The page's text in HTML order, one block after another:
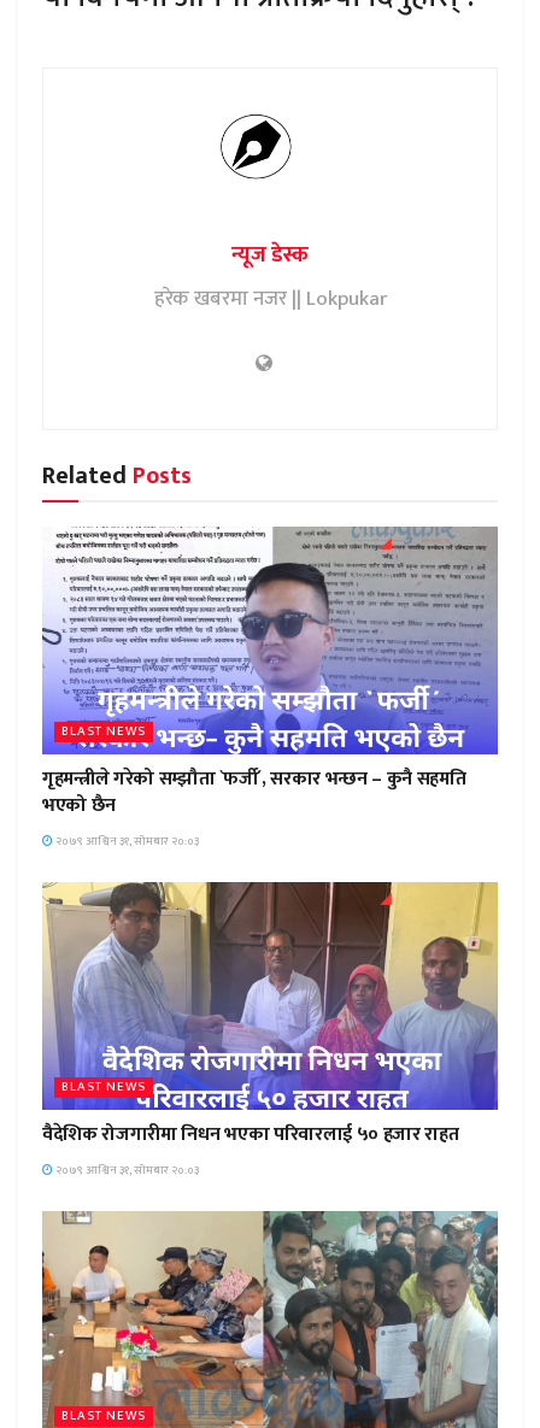
न्यूज डेस्क
हरेक खबरमा नजर || Lokpukar
Related Posts
BLAST NEWS
गृहमन्त्रीले गरेको सम्झौता `फर्जी´, सरकार भन्छन – कुनै सहमति
भएको छैन
२०७९ आश्विन ३१, सोमबार २०:०३
BLAST NEWS
वैदेशिक रोजगारीमा निधन भएका परिवारलाई ५० हजार राहत
२०७९ आश्विन ३१, सोमबार २०:०३
BLAST NEWS